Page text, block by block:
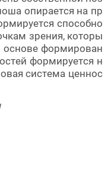
опирается на пр
способно
зрения, которы
основе формирован
формируется н
система ценнос